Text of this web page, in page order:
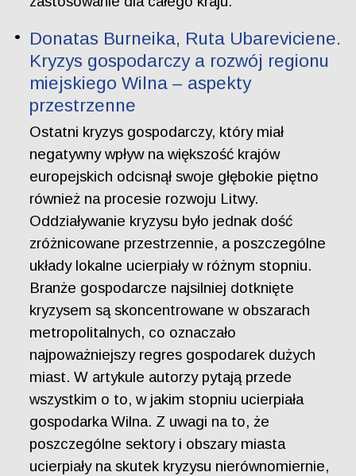
Donatas Burneika, Ruta Ubareviciene.
Kryzys gospodarczy a rozwój regionu
miejskiego Wilna – aspekty
przestrzenne
Ostatni kryzys gospodarczy, który miał
negatywny wpływ na większość krajów
europejskich odcisnął swoje głębokie piętno
również na procesie rozwoju Litwy.
Oddziaływanie kryzysu było jednak dość
zróżnicowane przestrzennie, a poszczególne
układy lokalne ucierpiały w różnym stopniu.
Branże gospodarcze najsilniej dotknięte
kryzysem są skoncentrowane w obszarach
metropolitalnych, co oznaczało
najpoważniejszy regres gospodarek dużych
miast. W artykule autorzy pytają przede
wszystkim o to, w jakim stopniu ucierpiała
gospodarka Wilna. Z uwagi na to, że
poszczególne sektory i obszary miasta
ucierpiały na skutek kryzysu nierównomiernie,